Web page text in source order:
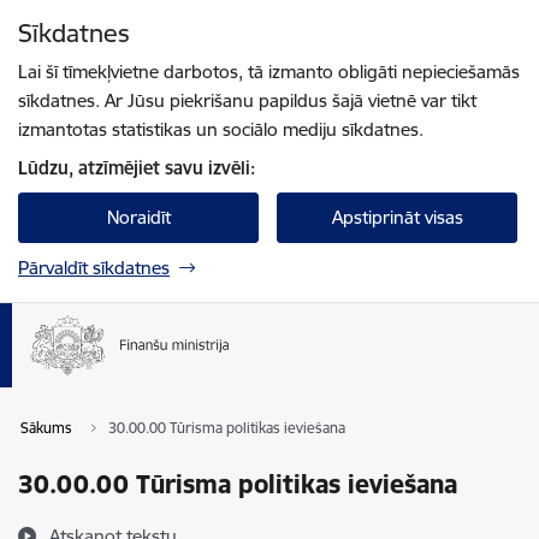
Sīkdatnes
Lai šī tīmekļvietne darbotos, tā izmanto obligāti nepieciešamās
sīkdatnes. Ar Jūsu piekrišanu papildus šajā vietnē var tikt
izmantotas statistikas un sociālo mediju sīkdatnes.
Lūdzu, atzīmējiet savu izvēli:
Noraidīt Apstiprināt visas
Pārvaldīt sīkdatnes
Sākums 30.00.00 Tūrisma politikas ieviešana
30.00.00 Tūrisma politikas ieviešana